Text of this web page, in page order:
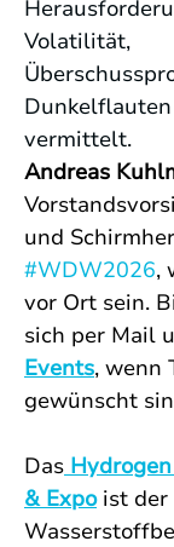
Volatilität,
vermittelt.
Andreas
und
#WDW2026,
vor Ort sein.
sich per Mail
Events, wenn
gewünscht
Das
& Expo ist der